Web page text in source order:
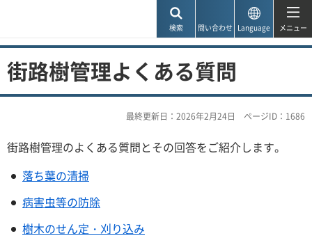
検索 問い合わせ Language メニュー
街路樹管理よくある質問
最終更新日：2026年2月24日 ページID：1686
街路樹管理のよくある質問とその回答をご紹介します。
落ち葉の清掃
病害虫等の防除
樹木のせん定・刈り込み